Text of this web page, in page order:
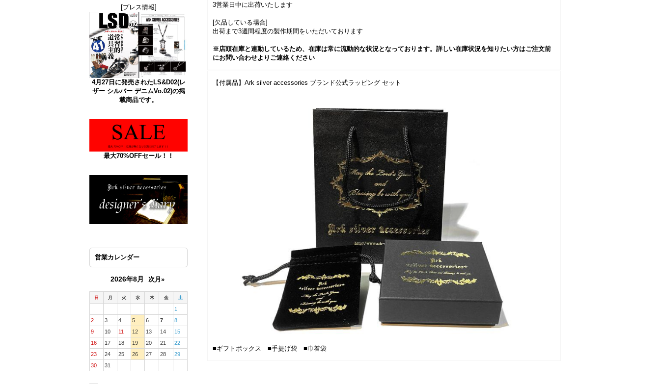
[プレス情報]
4月27日に発売されたLS&D02(レ
ザー シルバー デニムVo.02)の掲
載商品です。
最大70%OFFセール！！
営業カレンダー
2026年8月 次月»
日 月 火 水 木 金 土
1
2
3 4 5 6 7
8
9
10 11 12 13 14
15
16
17 18 19 20 21
22
23
24 25 26 27 28
29
30
31
3営業日中に出荷いたします
[欠品している場合]
出荷まで3週間程度の製作期間をいただいております
※店頭在庫と連動しているため、在庫は常に流動的な状況となっております。詳しい在庫状況を知りたい方はご注文前
にお問い合わせよりご連絡ください
【付属品】Ark silver accessories ブランド公式ラッピング セット
■ギフトボックス ■手提げ袋 ■巾着袋